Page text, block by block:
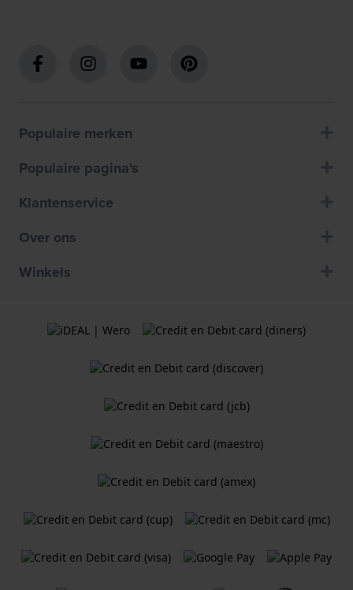
Populaire merken
Populaire pagina's
Klantenservice
Over ons
Winkels